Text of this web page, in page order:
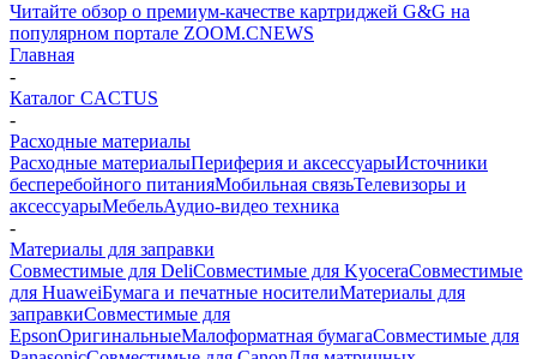
Читайте обзор о премиум-качестве картриджей G&G на
популярном портале ZOOM.CNEWS
Главная
-
Каталог CACTUS
-
Расходные материалы
Расходные материалыПериферия и аксессуарыИсточники
бесперебойного питанияМобильная связьТелевизоры и
аксессуарыМебельАудио-видео техника
-
Материалы для заправки
Совместимые для DeliСовместимые для KyoceraСовместимые
для HuaweiБумага и печатные носителиМатериалы для
заправкиСовместимые для
EpsonОригинальныеМалоформатная бумагаСовместимые для